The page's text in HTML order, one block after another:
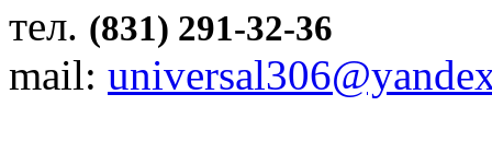
тел. (831) 291-32-36
mail: